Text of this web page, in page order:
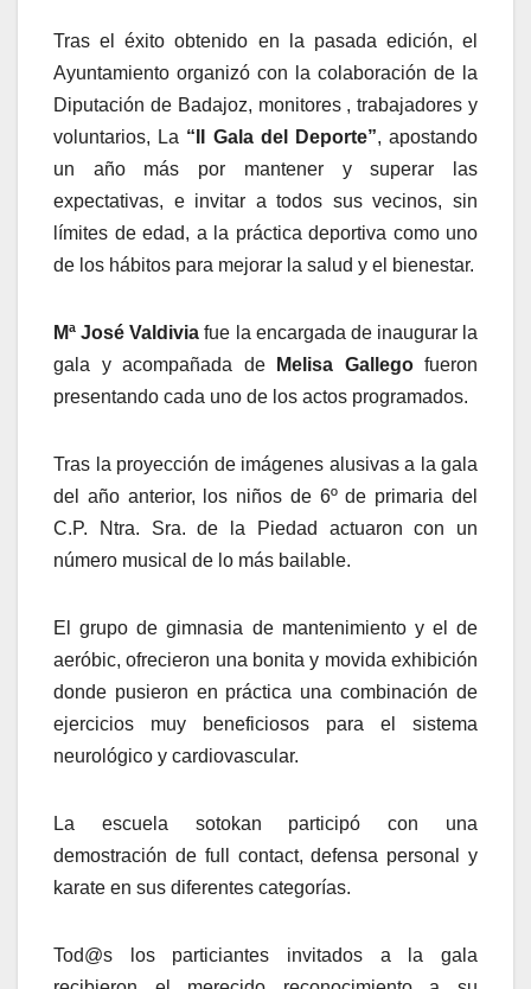
Tras el éxito obtenido en la pasada edición, el
Ayuntamiento organizó con la colaboración de la
Diputación de Badajoz, monitores , trabajadores y
voluntarios, La “II Gala del Deporte”, apostando
un año más por mantener y superar las
expectativas, e invitar a todos sus vecinos, sin
límites de edad, a la práctica deportiva como uno
de los hábitos para mejorar la salud y el bienestar.
Mª José Valdivia fue la encargada de inaugurar la
gala y acompañada de
Melisa Gallegofueron
presentando cada uno de los actos programados.
Tras la proyección de imágenes alusivas a la gala
del año anterior, los niños de 6º de primaria del
C.P. Ntra. Sra. de la Piedad actuaron con un
número musical de lo más bailable.
El grupo de gimnasia de mantenimiento y el de
aeróbic, ofrecieron una bonita y movida exhibición
donde pusieron en práctica una combinación de
ejercicios muy beneficiosos para el sistema
neurológico y cardiovascular.
La escuela sotokan participó con una
demostración de full contact, defensa personal y
karate en sus diferentes categorías.
Tod@s los particiantes invitados a la gala